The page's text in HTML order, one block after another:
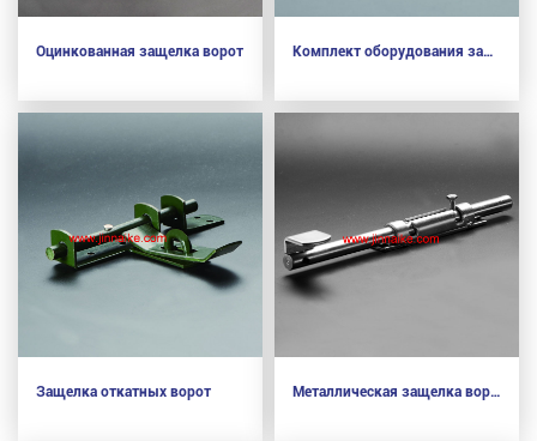
Оцинкованная защелка ворот Комплект оборудования защелки ворот
Защелка откатных ворот Металлическая защелка ворот